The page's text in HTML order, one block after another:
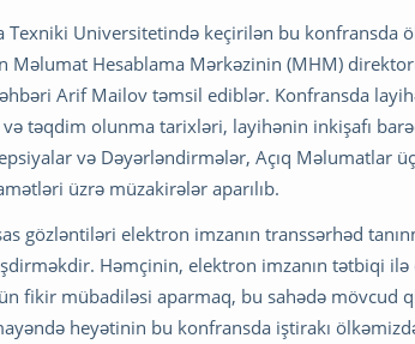
Universitetində keçirilən bu konfransda
Məlumat Hesablama Mərkəzinin (MHM)
Arif Mailov təmsil ediblər. Konfransda
təqdim olunma tarixləri, layihənin inkişafı
və Dəyərləndirmələr, Açıq Məlumatlar
üzrə müzakirələr aparılıb.
gözləntiləri elektron imzanın transsərhəd
Həmçinin, elektron imzanın tətbiqi ilə
fikir mübadiləsi aparmaq, bu sahədə mövcud
heyətinin bu konfransda iştirakı